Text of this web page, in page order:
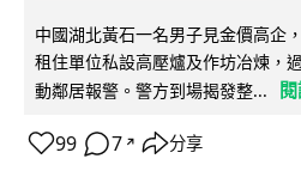
中國湖北黃石一名男子見金價高企
租住單位私設高壓爐及作坊冶煉，
動鄰居報警。警方到場揭發整...
99 7 ↗ 分享